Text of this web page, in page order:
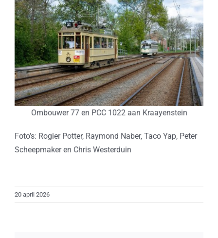
Ombouwer 77 en PCC 1022 aan Kraayenstein
Foto’s: Rogier Potter, Raymond Naber, Taco Yap, Peter
Scheepmaker en Chris Westerduin
20 april 2026